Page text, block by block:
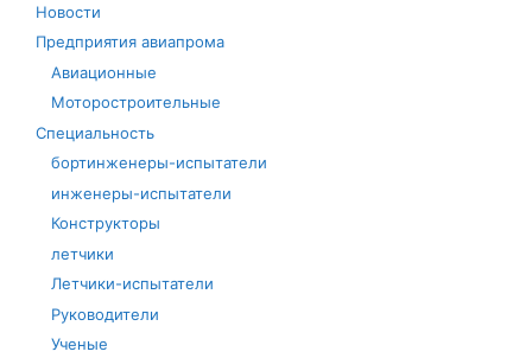
Новости
Предприятия авиапрома
Авиационные
Моторостроительные
Специальность
бортинженеры-испытатели
инженеры-испытатели
Конструкторы
летчики
Летчики-испытатели
Руководители
Ученые